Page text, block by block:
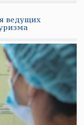
ведущих